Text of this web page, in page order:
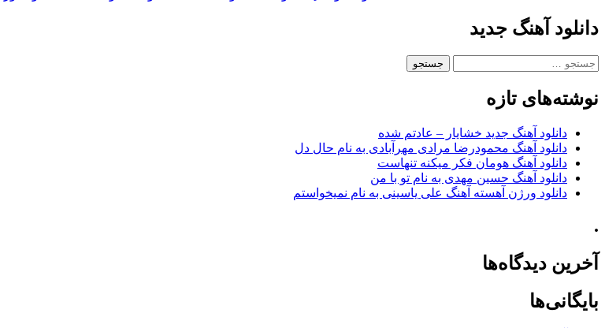
دانلود آهنگ جدید
جستجو
نوشته‌های تازه
دانلود آهنگ جدید خشایار – عادتم شده
دانلود آهنگ محمودرضا مرادی مهرآبادی به نام حال دل
دانلود آهنگ هومان فکر میکنه تنهاست
دانلود آهنگ حسین مهدی به نام تو با من
دانلود ورژن آهسته آهنگ علی یاسینی به نام نمیخواستم
.
آخرین دیدگاه‌ها
بایگانی‌ها